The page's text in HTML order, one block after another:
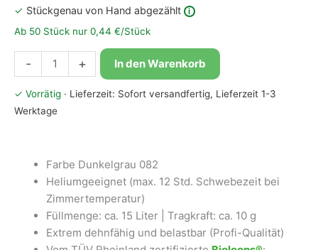
✓ Stückgenau von Hand abgezählt i
Ab 50 Stück nur 0,44 €/Stück
-
Bioloons®
Luftballon
30cm
Dunkelgrau
+ In den Warenkorb
✓ Vorrätig · Lieferzeit: Sofort versandfertig, Lieferzeit 1-3
Werktage
Farbe Dunkelgrau 082
Heliumgeeignet (max. 12 Std. Schwebezeit bei
Zimmertemperatur)
Füllmenge: ca. 15 Liter | Tragkraft: ca. 10 g
Extrem dehnfähig und belastbar (Profi-Qualität)